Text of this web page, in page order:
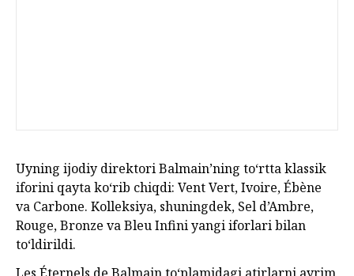
Uyning ijodiy direktori Balmain’ning to‘rtta klassik
iforini qayta ko‘rib chiqdi: Vent Vert, Ivoire, Ébène
va Carbone. Kolleksiya, shuningdek, Sel d’Ambre,
Rouge, Bronze va Bleu Infini yangi iforlari bilan
to‘ldirildi.